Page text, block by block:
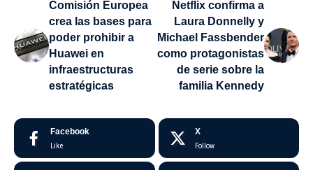
Comisión Europea
crea las bases para
poder prohibir a
Huawei en
infraestructuras
estratégicas
Netflix confirma a
Laura Donnelly y
Michael Fassbender
como protagonistas
de serie sobre la
familia Kennedy
Facebook
Like
X
Follow